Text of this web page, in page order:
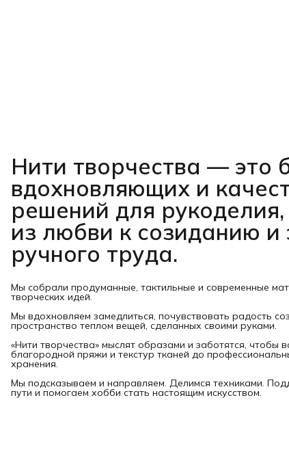
Нити творчества — это
вдохновляющих и
решений для
из любви к созиданию и
ручного труда.
Мы собрали продуманные, тактильные и современные
творческих идей.
Мы вдохновляем замедлиться, почувствовать радость
пространство теплом вещей, сделанных своими руками.
«Нити творчества» мыслят образами и заботятся, чтобы
благородной пряжи и текстур тканей до
хранения.
Мы подсказываем и направляем. Делимся техниками.
пути и помогаем хобби стать настоящим искусством.